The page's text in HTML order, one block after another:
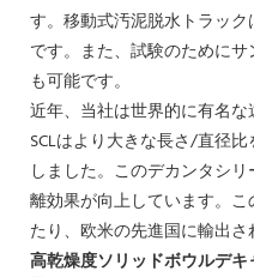
す。移動式汚泥脱水トラッ
です。また、試験のために
も可能です。
近年、当社は世界的に有名な
SCLはより大きな長さ/直径
しました。このデカンタシ
離効果が向上しています。
たり、欧米の先進国に輸出さ
高乾燥度ソリッドボウルデ